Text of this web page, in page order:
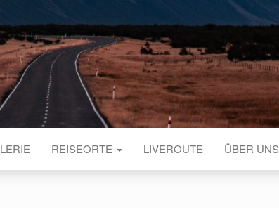
REISEORTE LIVEROUTE ÜBER UNS